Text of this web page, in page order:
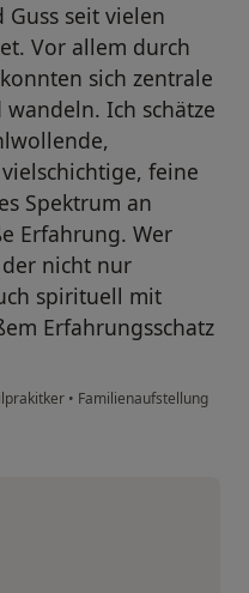
seit vielen
Vor allem durch
sich zentrale
Ich schätze
feine
Spektrum an
Erfahrung. Wer
nicht nur
spirituell mit
Erfahrungsschatz
• Familienaufstellung